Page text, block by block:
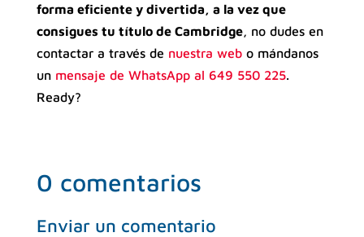
forma eficiente y divertida, a la vez que
consigues tu título de Cambridge, no dudes en
contactar a través de nuestra webo mándanos
un mensaje de WhatsApp al 649 550 225.
Ready?
0 comentarios
Enviar un comentario